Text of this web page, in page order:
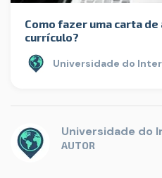
Como fazer uma carta
currículo?
Universidade do
Universidade do
AUTOR